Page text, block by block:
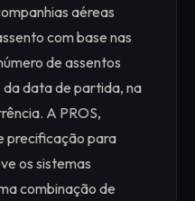
aéreas
com base nas
de assentos
da data de partida, na
A PROS,
precificação para
os sistemas
combinação de